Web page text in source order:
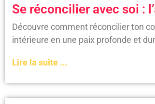
Se réconcilier avec soi :
Découvre comment réconcilier ton
intérieure en une paix profonde et
Lire la suite ...